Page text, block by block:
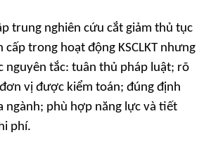
trung nghiên cứu cắt giảm thủ tục
cấp trong hoạt động KSCLKT nhưng
nguyên tắc: tuân thủ pháp luật; rõ
vị được kiểm toán; đúng định
ngành; phù hợp năng lực và tiết
phí.